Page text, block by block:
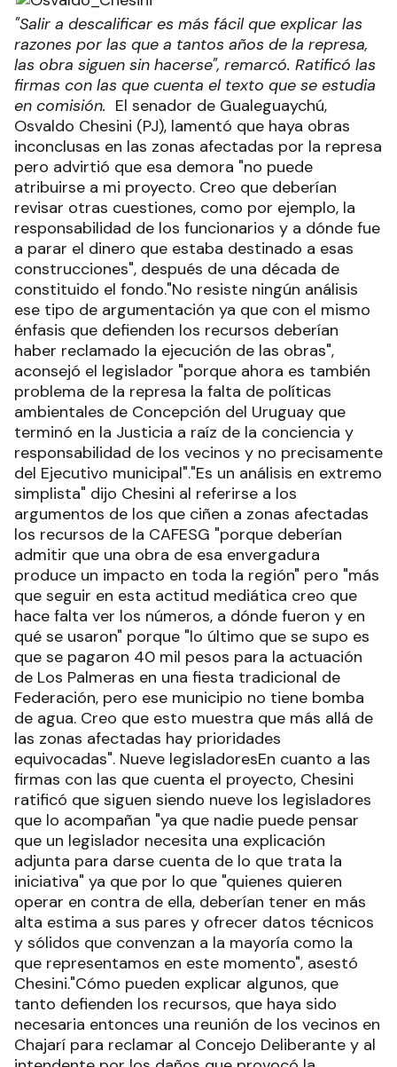
"Salir a descalificar es más fácil que explicar las
razones por las que a tantos años de la represa,
las obra siguen sin hacerse", remarcó. Ratificó las
firmas con las que cuenta el texto que se estudia
en comisión. El senador de Gualeguaychú,
Osvaldo Chesini (PJ), lamentó que haya obras
inconclusas en las zonas afectadas por la represa
pero advirtió que esa demora "no puede
atribuirse a mi proyecto. Creo que deberían
revisar otras cuestiones, como por ejemplo, la
responsabilidad de los funcionarios y a dónde fue
a parar el dinero que estaba destinado a esas
construcciones", después de una década de
constituido el fondo."No resiste ningún análisis
ese tipo de argumentación ya que con el mismo
énfasis que defienden los recursos deberían
haber reclamado la ejecución de las obras",
aconsejó el legislador "porque ahora es también
problema de la represa la falta de políticas
ambientales de Concepción del Uruguay que
terminó en la Justicia a raíz de la conciencia y
responsabilidad de los vecinos y no precisamente
del Ejecutivo municipal"."Es un análisis en extremo
simplista" dijo Chesini al referirse a los
argumentos de los que ciñen a zonas afectadas
los recursos de la CAFESG "porque deberían
admitir que una obra de esa envergadura
produce un impacto en toda la región" pero "más
que seguir en esta actitud mediática creo que
hace falta ver los números, a dónde fueron y en
qué se usaron" porque "lo último que se supo es
que se pagaron 40 mil pesos para la actuación
de Los Palmeras en una fiesta tradicional de
Federación, pero ese municipio no tiene bomba
de agua. Creo que esto muestra que más allá de
las zonas afectadas hay prioridades
equivocadas". Nueve legisladoresEn cuanto a las
firmas con las que cuenta el proyecto, Chesini
ratificó que siguen siendo nueve los legisladores
que lo acompañan "ya que nadie puede pensar
que un legislador necesita una explicación
adjunta para darse cuenta de lo que trata la
iniciativa" ya que por lo que "quienes quieren
operar en contra de ella, deberían tener en más
alta estima a sus pares y ofrecer datos técnicos
y sólidos que convenzan a la mayoría como la
que representamos en este momento", asestó
Chesini."Cómo pueden explicar algunos, que
tanto defienden los recursos, que haya sido
necesaria entonces una reunión de los vecinos en
Chajarí para reclamar al Concejo Deliberante y al